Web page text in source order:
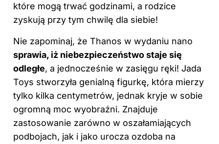
które mogą trwać godzinami, a rodzice
zyskują przy tym chwilę dla siebie!
Nie zapominaj, że Thanos w wydaniu nano
sprawia, iż niebezpieczeństwo staje się
odległe, a jednocześnie w zasięgu ręki! Jada
Toys stworzyła genialną figurkę, która mierzy
tylko kilka centymetrów, jednak kryje w sobie
ogromną moc wyobraźni. Znajduje
zastosowanie zarówno w oszałamiających
podbojach, jak i jako urocza ozdoba na